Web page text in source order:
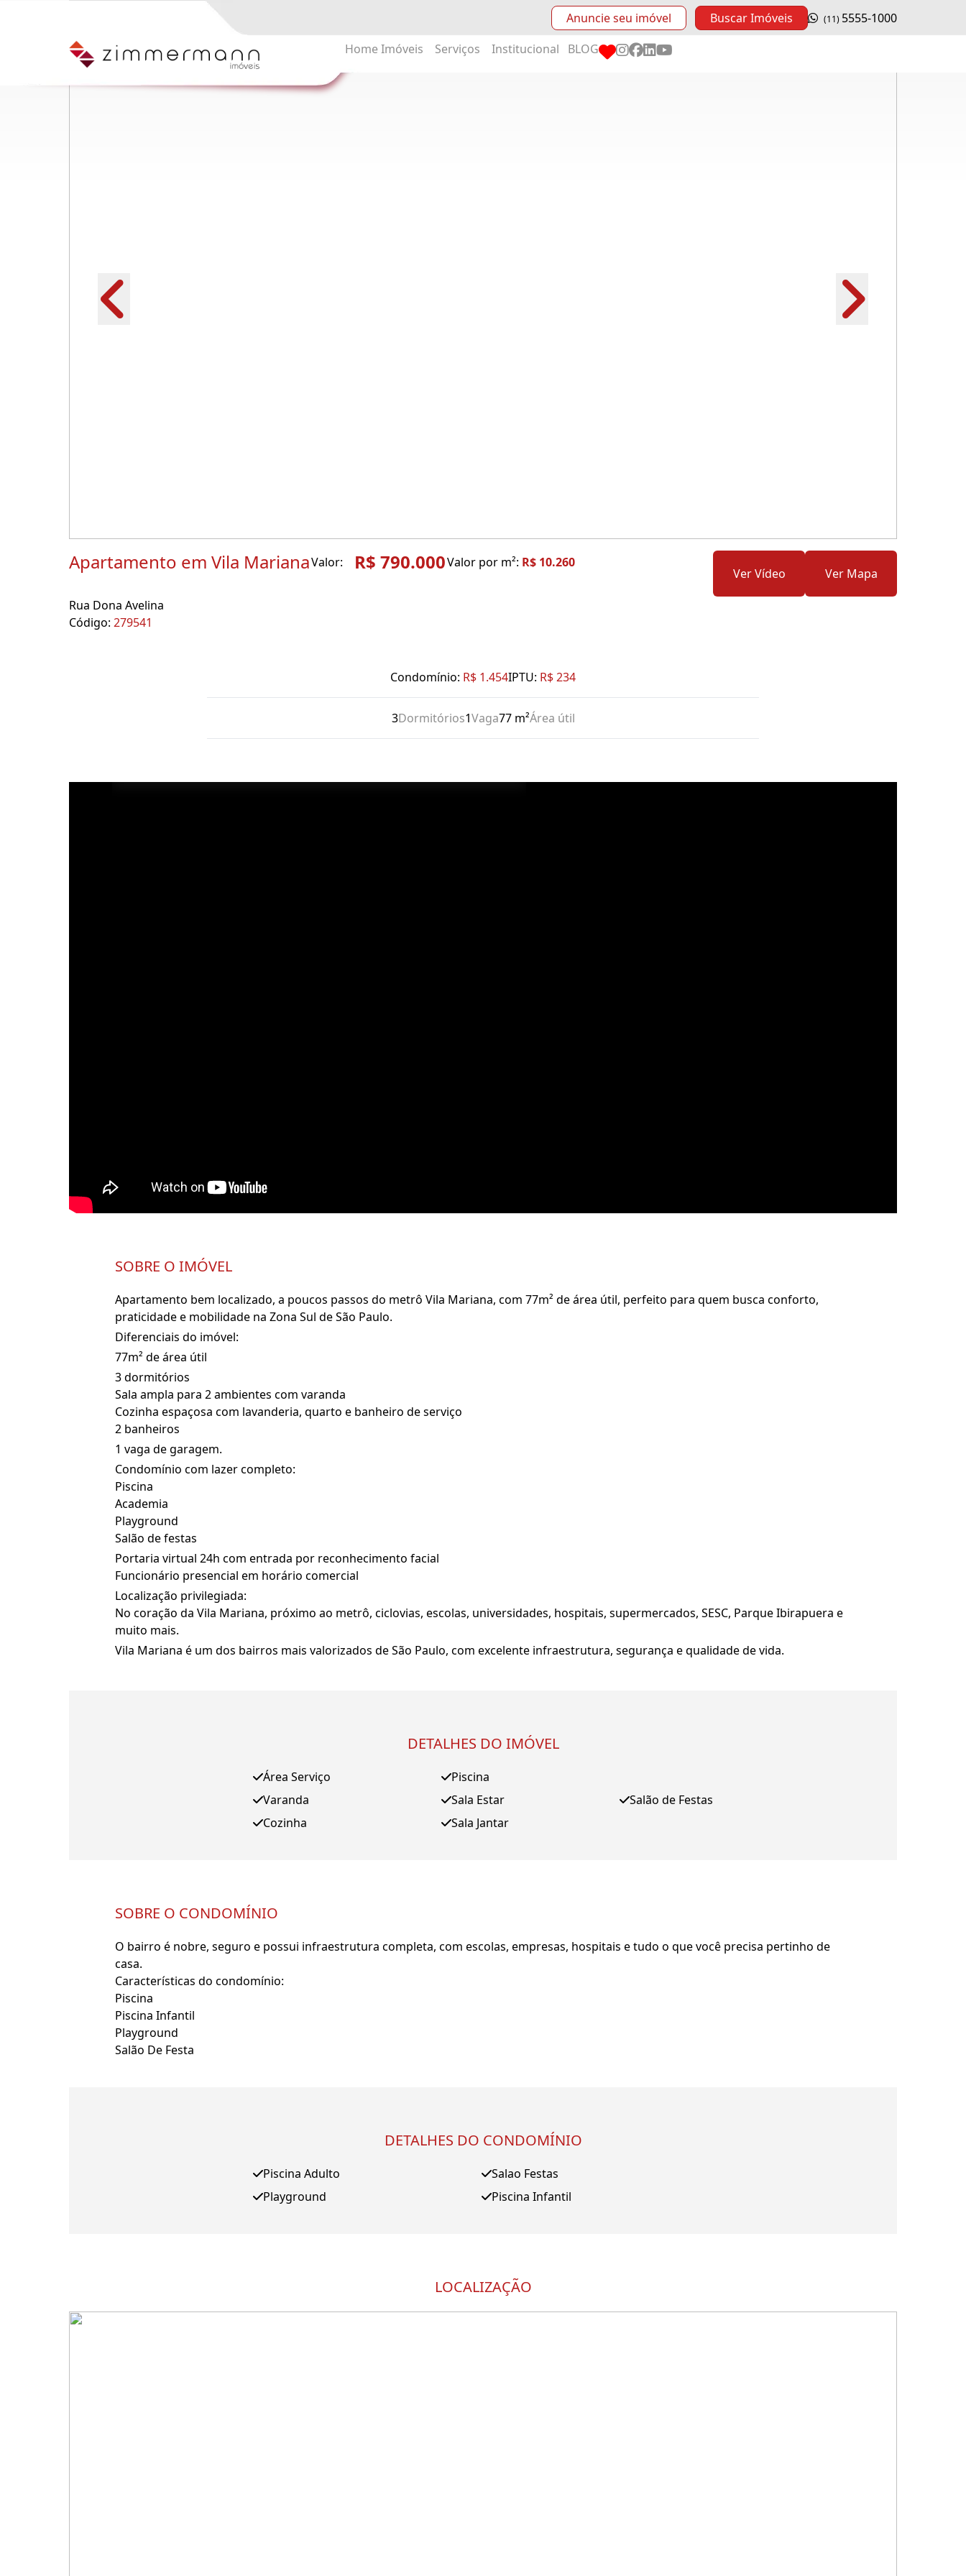
Anuncie seu imóvel Buscar Imóveis (11) 5555-1000
Home Imóveis Serviços Institucional BLOG
Apartamento em Vila MarianaValor: R$ 790.000Valor por m²: R$ 10.260
Rua Dona Avelina
Código: 279541
Ver Vídeo Ver Mapa
Condomínio: R$ 1.454IPTU: R$ 234
3Dormitórios1Vaga77 m²Área útil
SOBRE O IMÓVEL
Apartamento bem localizado, a poucos passos do metrô Vila Mariana, com 77m² de área útil, perfeito para quem busca conforto,
praticidade e mobilidade na Zona Sul de São Paulo.
Diferenciais do imóvel:
77m² de área útil
3 dormitórios
Sala ampla para 2 ambientes com varanda
Cozinha espaçosa com lavanderia, quarto e banheiro de serviço
2 banheiros
1 vaga de garagem.
Condomínio com lazer completo:
Piscina
Academia
Playground
Salão de festas
Portaria virtual 24h com entrada por reconhecimento facial
Funcionário presencial em horário comercial
Localização privilegiada:
No coração da Vila Mariana, próximo ao metrô, ciclovias, escolas, universidades, hospitais, supermercados, SESC, Parque Ibirapuera e
muito mais.
Vila Mariana é um dos bairros mais valorizados de São Paulo, com excelente infraestrutura, segurança e qualidade de vida.
DETALHES DO IMÓVEL
Área Serviço
Varanda
Cozinha
Piscina
Sala Estar
Sala Jantar
Salão de Festas
SOBRE O CONDOMÍNIO
O bairro é nobre, seguro e possui infraestrutura completa, com escolas, empresas, hospitais e tudo o que você precisa pertinho de
casa.
Características do condomínio:
Piscina
Piscina Infantil
Playground
Salão De Festa
DETALHES DO CONDOMÍNIO
Piscina Adulto
Playground
Salao Festas
Piscina Infantil
LOCALIZAÇÃO